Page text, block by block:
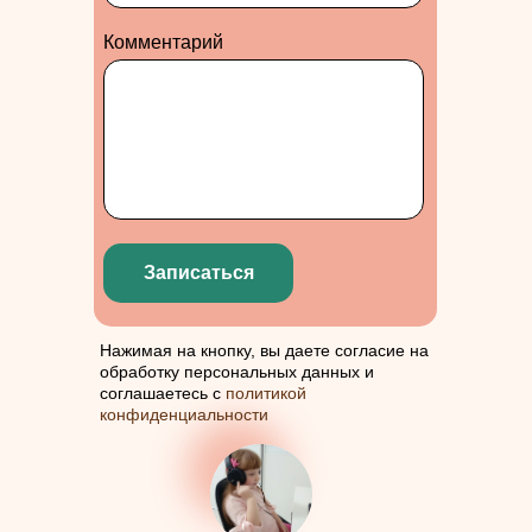
Комментарий
Записаться
Нажимая на кнопку, вы даете согласие на
обработку персональных данных и
соглашаетесь с политикой
конфиденциальности